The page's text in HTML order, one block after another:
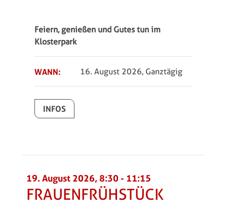
Feiern, genießen und Gutes tun im
Klosterpark
WANN: 16. August 2026, Ganztägig
INFOS
19. August 2026, 8:30 - 11:15
FRAUENFRÜHSTÜCK